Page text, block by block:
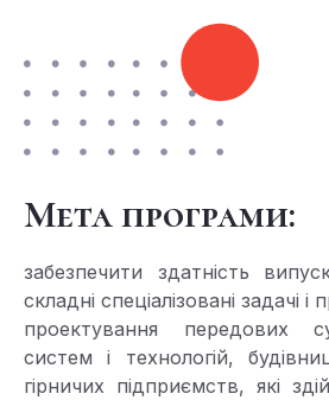
Мета програми:
забезпечити здатність
складні спеціалізовані задачі
проектування передових
систем і технологій,
гірничих підприємств, які